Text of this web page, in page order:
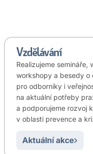
Vzdělávání
Realizujeme semináře,
workshopy a besedy o
pro odborníky i
na aktuální potřeby
a podporujeme rozvoj
v oblasti prevence a
Aktuální akce